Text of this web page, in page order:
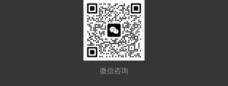
微信咨询